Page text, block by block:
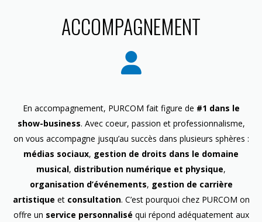
ACCOMPAGNEMENT
En accompagnement, PURCOM fait figure de #1 dans le
show-business. Avec coeur, passion et professionnalisme,
on vous accompagne jusqu’au succès dans plusieurs sphères :
médias sociaux, gestion de droits dans le domaine
musical, distribution numérique et physique,
organisation d’événements, gestion de carrière
artistique etconsultation. C’est pourquoi chez PURCOM on
offre un service personnalisé qui répond adéquatement aux